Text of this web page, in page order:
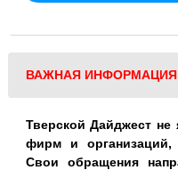
ВАЖНАЯ
Тверской Дайджест не
фирм и организаций,
Свои обращения